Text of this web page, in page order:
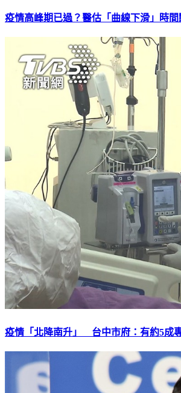
疫情高峰期已過？醫估「曲線下滑」時
疫情「北降南升」 台中市府：有約5成